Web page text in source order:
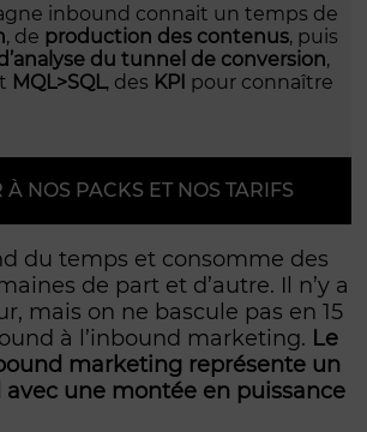
inbound connait un temps de
, de production des contenus, puis
du tunnel de conversion,
MQL>SQL, des KPI pour connaître
NOS PACKS ET NOS TARIFS
du temps et consomme des
de part et d’autre. Il n’y a
mais on ne bascule pas en 15
à l’inbound marketing. Le
marketing représente un
une montée en puissance